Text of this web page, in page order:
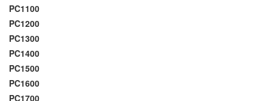
PC1100
PC1200
PC1300
PC1400
PC1500
PC1600
PC1700